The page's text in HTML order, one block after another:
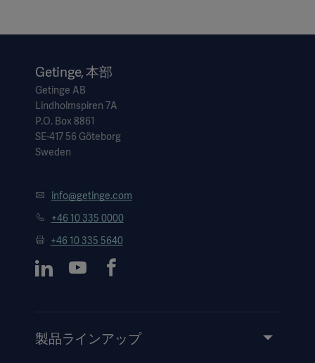
Getinge, 本部
Getinge AB
Lindholmspiren 7A
P.O. Box 8861
SE-417 56 Göteborg
Sweden
info@getinge.com
+46 10 335 0000
+46 10 335 5640
製品ラインアップ